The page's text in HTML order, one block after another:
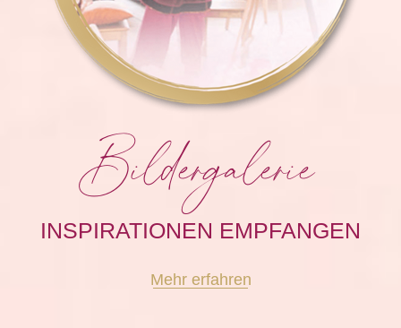
Bildergalerie
INSPIRATIONEN EMPFANGEN
Mehr erfahren